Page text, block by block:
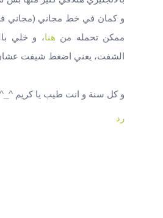
و كمان في خط مجاني (مجاني
ممكن تحمله من هنا، و خلي
الشفت، يعني اضغط شيفت
و كل سنة و انت طيب يا كريم ^_^
رد